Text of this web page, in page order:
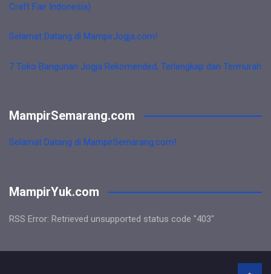
Craft Fair Indonesia)
Selamat Datang di MampirJogja.com!
7 Toko Bangunan Jogja Rekomended, Terlengkap dan Termurah
MampirSemarang.com
Selamat Datang di MampirSemarang.com!
MampirYuk.com
RSS Error: Retrieved unsupported status code "403"